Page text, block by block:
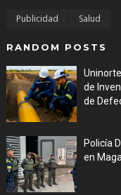
Publicidad Salud
RANDOM POSTS
de
de
Policía
en